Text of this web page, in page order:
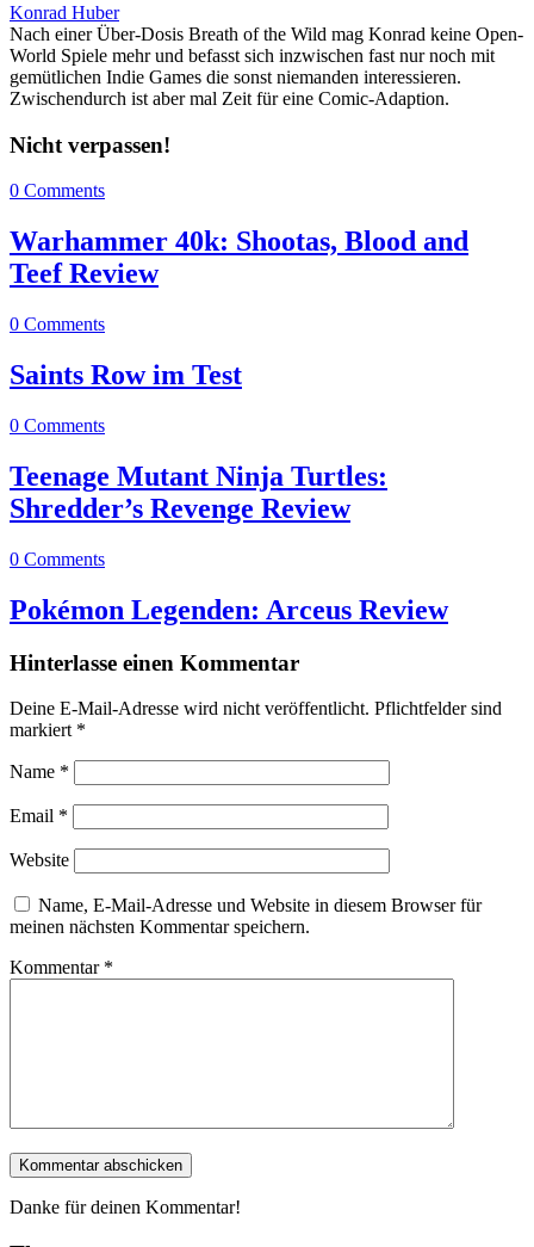
Konrad Huber
Nach einer Über-Dosis Breath of the Wild mag Konrad keine Open-
World Spiele mehr und befasst sich inzwischen fast nur noch mit
gemütlichen Indie Games die sonst niemanden interessieren.
Zwischendurch ist aber mal Zeit für eine Comic-Adaption.
Nicht verpassen!
0 Comments
Warhammer 40k: Shootas, Blood and
Teef Review
0 Comments
Saints Row im Test
0 Comments
Teenage Mutant Ninja Turtles:
Shredder’s Revenge Review
0 Comments
Pokémon Legenden: Arceus Review
Hinterlasse einen Kommentar
Deine E-Mail-Adresse wird nicht veröffentlicht. Pflichtfelder sind
markiert *
Name *
Email *
Website
Name, E-Mail-Adresse und Website in diesem Browser für
meinen nächsten Kommentar speichern.
Kommentar *
Danke für deinen Kommentar!